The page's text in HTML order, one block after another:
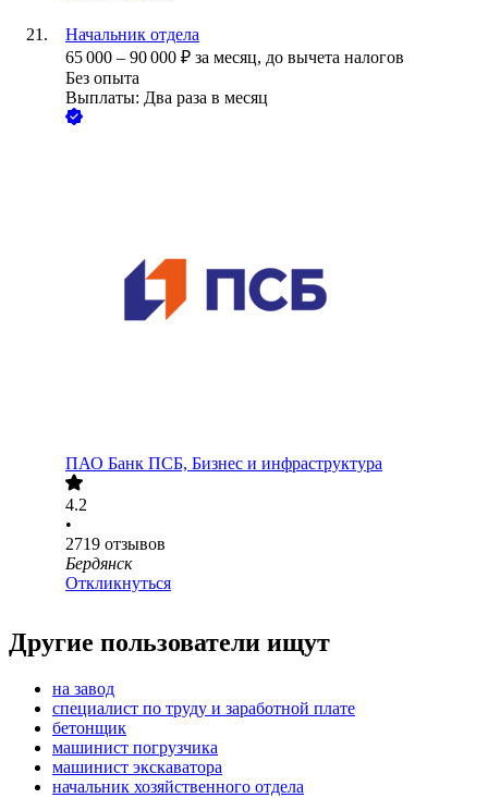
Начальник отдела
65 000 – 90 000 ₽ за месяц, до вычета налогов
Без опыта
Выплаты: Два раза в месяц
ПАО Банк ПСБ, Бизнес и инфраструктура
4.2
•
2719 отзывов
Бердянск
Откликнуться
Другие пользователи ищут
на завод
специалист по труду и заработной плате
бетонщик
машинист погрузчика
машинист экскаватора
начальник хозяйственного отдела